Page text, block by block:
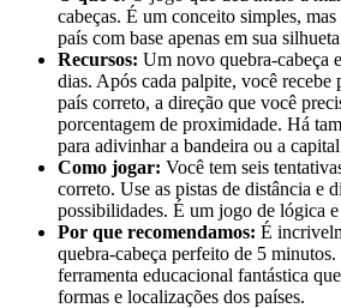
cabeças. É um conceito simples,
país com base apenas em sua
Recursos: Um novo quebra-cabeça
dias. Após cada palpite, você recebe
país correto, a direção que você
porcentagem de proximidade. Há
para adivinhar a bandeira ou a
Como jogar: Você tem seis
correto. Use as pistas de distância e
possibilidades. É um jogo de lógica
Por que recomendamos: É
quebra-cabeça perfeito de 5
ferramenta educacional fantástica
formas e localizações dos países.